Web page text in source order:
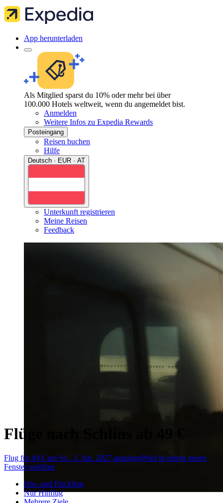
App herunterladen
Als Mitglied sparst du 10% oder mehr bei über
100.000 Hotels weltweit, wenn du angemeldet bist.
Anmelden
Weitere Infos zu Expedia Rewards
Posteingang
Reisen buchen
Hilfe
Deutsch · EUR · AT
Unterkunft registrieren
Meine Reisen
Feedback
Flüge nach Schlins ab 49 €
Flug für 49 € am So., 3. Jan. 2027 anzeigenWird in einem neuen
Fenster geöffnet
Hin- und Rückflug
Nur Hinflug